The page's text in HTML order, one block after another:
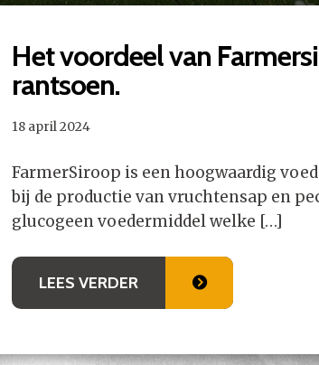
Het voordeel van
rantsoen.
18 april 2024
FarmerSiroop is een hoogwaardig
bij de productie van vruchtensap en
glucogeen voedermiddel welke […]
LEES VERDER